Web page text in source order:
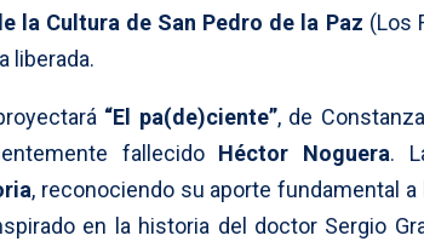
la Cultura de San Pedro de la Paz (Los
liberada.
“El pa(de)ciente”, de
fallecido Héctor Noguera.
, reconociendo su aporte fundamental
en la historia del doctor Sergio